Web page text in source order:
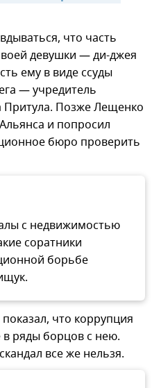
что часть
девушки — ди-джея
ему в виде ссуды
— учредитель
Притула. Позже Лещенко
и попросил
бюро проверить
с недвижимостью
соратники
борьбе
что коррупция
ряды борцов с нею.
все же нельзя.